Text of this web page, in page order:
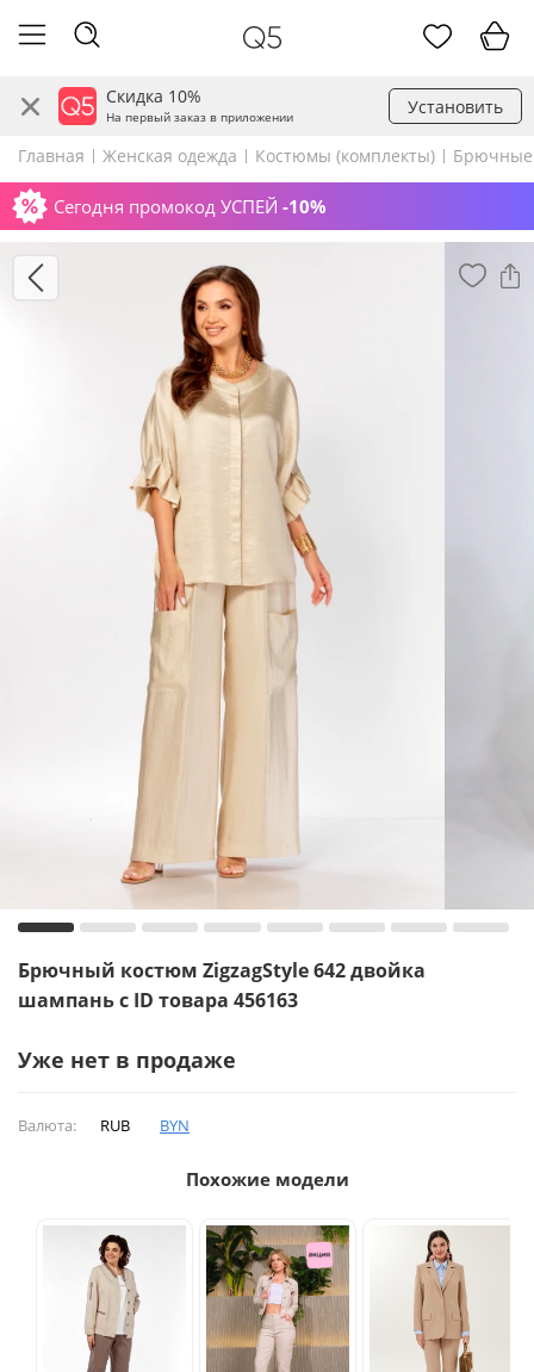
Скидка 10%
На первый заказ в приложении Установить
Главная Женская одежда Костюмы (комплекты)
Сегодня промокод УСПЕЙ -10%
Брючный костюм ZigzagStyle 642 двойка
шампань с ID товара 456163
Уже нет в продаже
Валюта: RUB BYN
Похожие модели